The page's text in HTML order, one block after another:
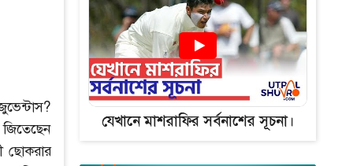
ছোকরার
যেখানে মাশরাফির সর্বনাশের সূচনা।